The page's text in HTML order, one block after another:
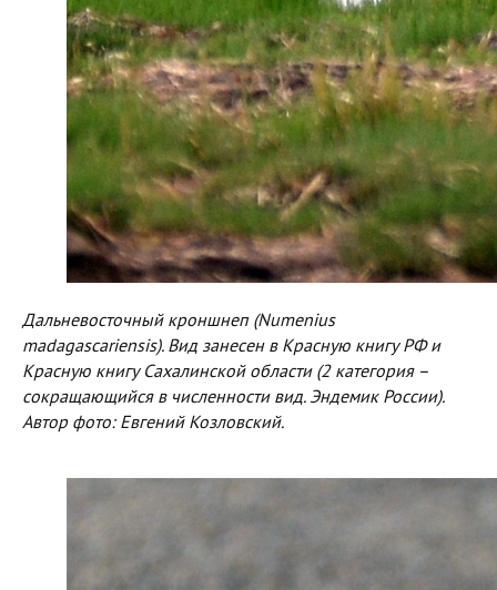
Дальневосточный кроншнеп (Numenius
madagascariensis). Вид занесен в Красную книгу РФ и
Красную книгу Сахалинской области (2 категория –
сокращающийся в численности вид. Эндемик России).
Автор фото: Евгений Козловский.